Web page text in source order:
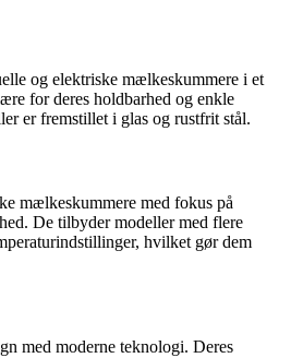
og elektriske mælkeskummere i et
for deres holdbarhed og enkle
er fremstillet i glas og rustfrit stål.
mælkeskummere med fokus på
De tilbyder modeller med flere
hvilket gør dem
med moderne teknologi. Deres